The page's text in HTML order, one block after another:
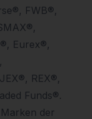
FWB®,
Eurex®,
REX®,
Funds®.
der